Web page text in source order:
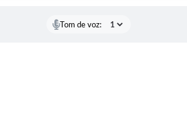
Tom de voz: